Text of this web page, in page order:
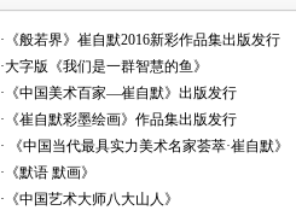
·《般若界》崔自默2016新彩作品集出版发行
·大字版《我们是一群智慧的鱼》
·《中国美术百家—崔自默》出版发行
·《崔自默彩墨绘画》作品集出版发行
· 《中国当代最具实力美术名家荟萃·崔自默》
·《默语 默画》
·《中国艺术大师八大山人》